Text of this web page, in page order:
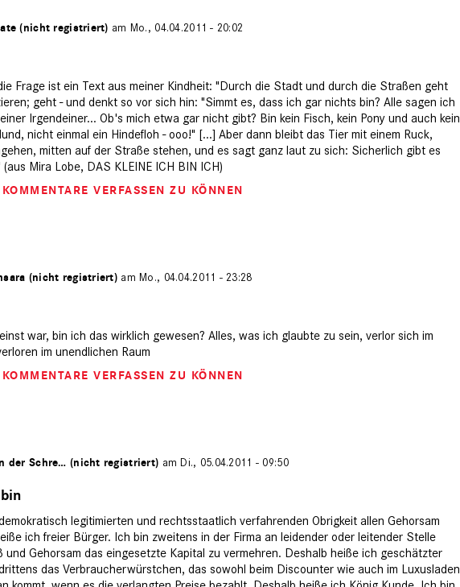
(nicht registriert) am Mo., 04.04.2011 - 20:02
Frage ist ein Text aus meiner Kindheit: "Durch die Stadt und durch die Straßen geht
geht - und denkt so vor sich hin: "Simmt es, dass ich gar nichts bin? Alle sagen ich
Irgendeiner... Ob's mich etwa gar nicht gibt? Bin kein Fisch, kein Pony und auch kein
nicht einmal ein Hindefloh - ooo!" [...] Aber dann bleibt das Tier mit einem Ruck,
mitten auf der Straße stehen, und es sagt ganz laut zu sich: Sicherlich gibt es
Mira Lobe, DAS KLEINE ICH BIN ICH)
VERFASSEN ZU KÖNNEN
(nicht registriert) am Mo., 04.04.2011 - 23:28
war, bin ich das wirklich gewesen? Alles, was ich glaubte zu sein, verlor sich im
im unendlichen Raum
VERFASSEN ZU KÖNNEN
der Schre… (nicht registriert) am Di., 05.04.2011 - 09:50
legitimierten und rechtsstaatlich verfahrenden Obrigkeit allen Gehorsam
ich freier Bürger. Ich bin zweitens in der Firma an leidender oder leitender Stelle
und Gehorsam das eingesetzte Kapital zu vermehren. Deshalb heiße ich geschätzter
das Verbraucherwürstchen, das sowohl beim Discounter wie auch im Luxusladen